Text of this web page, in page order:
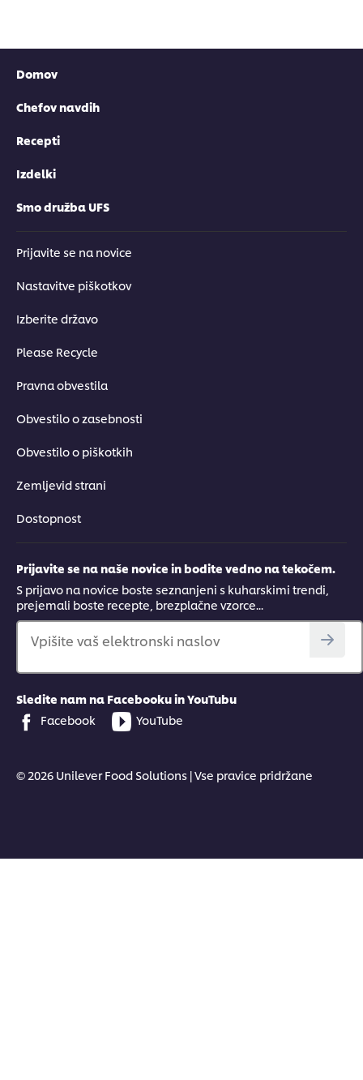
Domov
Chefov navdih
Recepti
Izdelki
Smo družba UFS
Prijavite se na novice
Nastavitve piškotkov
Izberite državo
Please Recycle
Pravna obvestila
Obvestilo o zasebnosti
Obvestilo o piškotkih
Zemljevid strani
Dostopnost
Prijavite se na naše novice in bodite vedno na tekočem.
S prijavo na novice boste seznanjeni s kuharskimi trendi,
prejemali boste recepte, brezplačne vzorce...
Vpišite vaš elektronski naslov
Sledite nam na Facebooku in YouTubu
Facebook
YouTube
© 2026 Unilever Food Solutions | Vse pravice pridržane